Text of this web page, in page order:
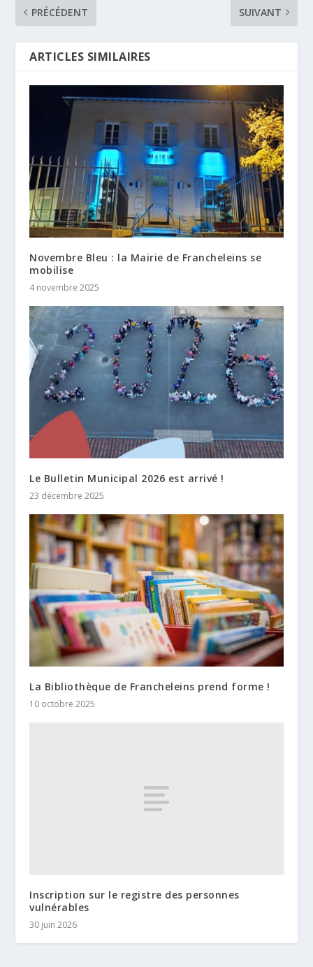
PRÉCÉDENT
SUIVANT
ARTICLES SIMILAIRES
Novembre Bleu : la Mairie de Francheleins se
mobilise
4 novembre 2025
Le Bulletin Municipal 2026 est arrivé !
23 décembre 2025
La Bibliothèque de Francheleins prend forme !
10 octobre 2025
Inscription sur le registre des personnes
vulnérables
30 juin 2026